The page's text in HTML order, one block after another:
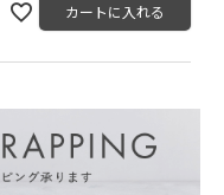
カートに入れる